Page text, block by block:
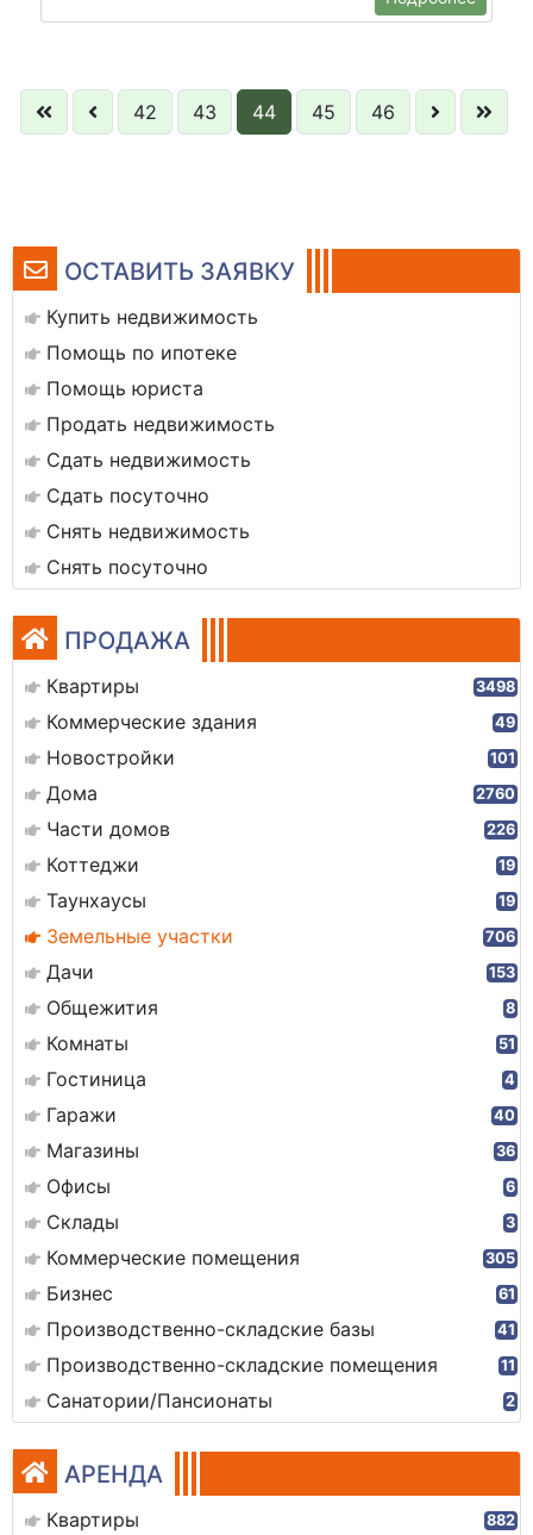
ОСТАВИТЬ ЗАЯВКУ
Купить недвижимость
Помощь по ипотеке
Помощь юриста
Продать недвижимость
Сдать недвижимость
Сдать посуточно
Снять недвижимость
Снять посуточно
ПРОДАЖА
Квартиры 3498
Коммерческие здания 49
Новостройки 101
Дома 2760
Части домов 226
Коттеджи 19
Таунхаусы 19
Земельные участки 706
Дачи 153
Общежития 8
Комнаты 51
Гостиница 4
Гаражи 40
Магазины 36
Офисы 6
Склады 3
Коммерческие помещения 305
Бизнес 61
Производственно-складские базы 41
Производственно-складские помещения 11
Санатории/Пансионаты 2
АРЕНДА
Квартиры 882
42 43 44 45 46